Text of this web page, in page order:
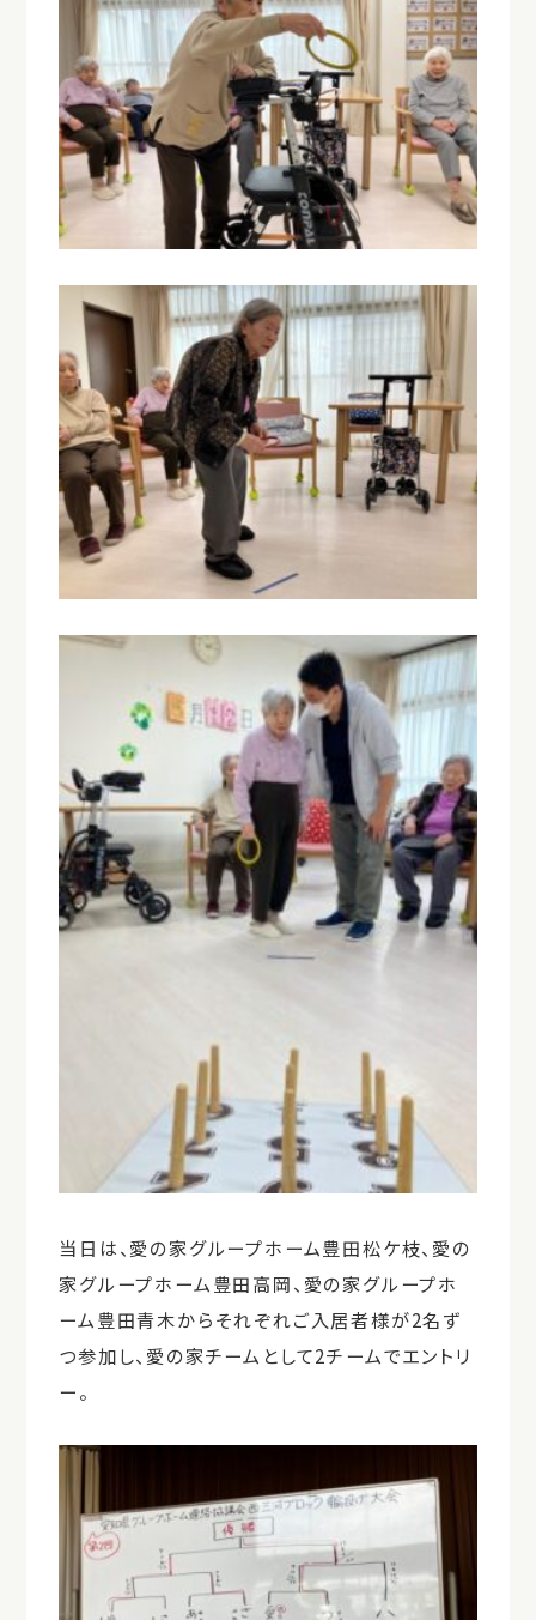
当日は、愛の家グループホーム豊田松ケ枝、愛の
家グループホーム豊田高岡、愛の家グループホ
ーム豊田青木からそれぞれご入居者様が2名ず
つ参加し、愛の家チームとして2チームでエントリ
ー。